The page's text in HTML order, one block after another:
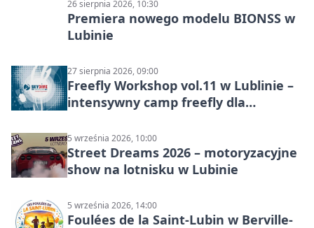
26 sierpnia 2026, 10:30
Premiera nowego modelu BIONSS w
Lubinie
27 sierpnia 2026, 09:00
Freefly Workshop vol.11 w Lublinie –
intensywny camp freefly dla
5 września 2026, 10:00
Street Dreams 2026 – motoryzacyjne
show na lotnisku w Lubinie
5 września 2026, 14:00
Foulées de la Saint-Lubin w Berville-